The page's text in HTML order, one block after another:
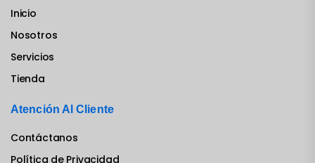
Inicio
Nosotros
Servicios
Tienda
Atención Al Cliente
Contáctanos
Política de Privacidad